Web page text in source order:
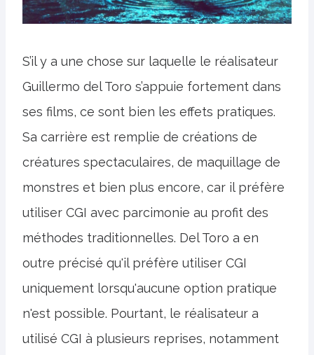
S’il y a une chose sur laquelle le réalisateur
Guillermo del Toro s’appuie fortement dans
ses films, ce sont bien les effets pratiques.
Sa carrière est remplie de créations de
créatures spectaculaires, de maquillage de
monstres et bien plus encore, car il préfère
utiliser CGI avec parcimonie au profit des
méthodes traditionnelles. Del Toro a en
outre précisé qu'il préfère utiliser CGI
uniquement lorsqu'aucune option pratique
n'est possible. Pourtant, le réalisateur a
utilisé CGI à plusieurs reprises, notamment